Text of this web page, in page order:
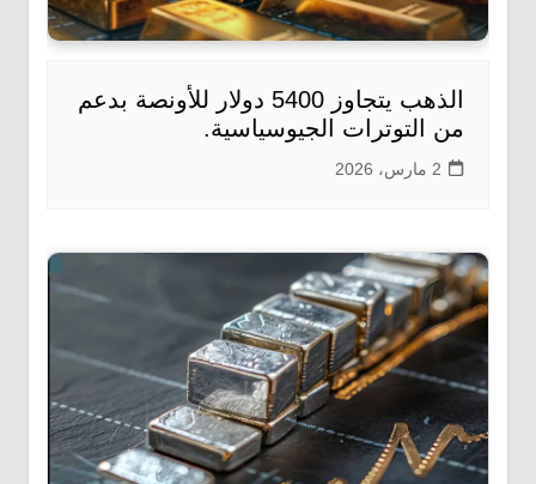
الذهب يتجاوز 5400 دولار للأونصة بدعم
من التوترات الجيوسياسية.
2 مارس، 2026